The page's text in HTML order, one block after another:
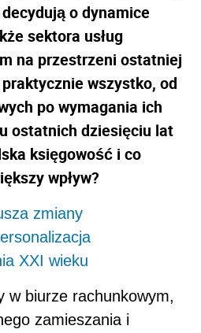
o dynamice
sektora usług
na przestrzeni ostatniej
wszystko, od
po wymagania ich
ostatnich dziesięciu lat
księgowość i co
wpływ?
zmiany
XXI wieku
w biurze rachunkowym,
zamieszania i